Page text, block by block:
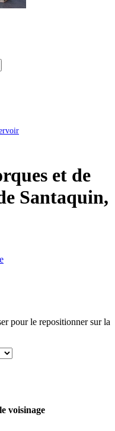
et de
Santaquin,
pour le repositionner sur la
voisinage